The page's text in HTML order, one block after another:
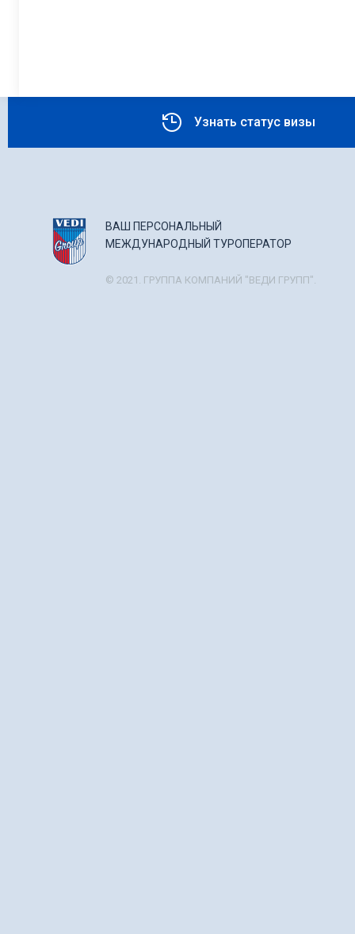
Узнать статус визы
ВАШ ПЕРСОНАЛЬНЫЙ
МЕЖДУНАРОДНЫЙ ТУРОПЕРАТОР
© 2021. ГРУППА КОМПАНИЙ "ВЕДИ ГРУПП".